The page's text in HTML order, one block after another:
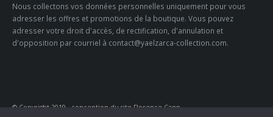
Nous collectons vos données personnelles uniquement pour vous
adresser les offres et promotions de la boutique. Vous pouvez
adresser votre droit d'accès, de rectification, d'annulation et
d'opposition par courriel à contact@yaelzarca-collection.com.
© Copyright 2019 - conception du site Florence Cann